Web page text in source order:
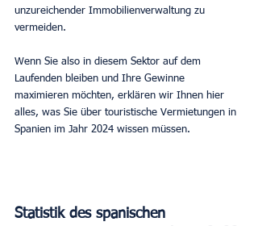
unzureichender Immobilienverwaltung zu
vermeiden.
Wenn Sie also in diesem Sektor auf dem
Laufenden bleiben und Ihre Gewinne
maximieren möchten, erklären wir Ihnen hier
alles, was Sie über touristische Vermietungen in
Spanien im Jahr 2024 wissen müssen.
Statistik des spanischen